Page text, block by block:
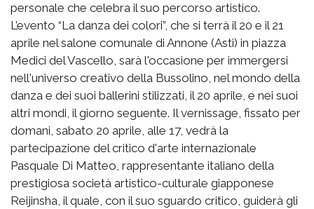
personale che celebra il suo percorso artistico.
L’evento “La danza dei colori”, che si terrà il 20 e il 21
aprile nel salone comunale di Annone (Asti) in piazza
Medici del Vascello, sarà l'occasione per immergersi
nell'universo creativo della Bussolino, nel mondo della
danza e dei suoi ballerini stilizzati, il 20 aprile, e nei suoi
altri mondi, il giorno seguente. Il vernissage, fissato per
domani, sabato 20 aprile, alle 17, vedrà la
partecipazione del critico d'arte internazionale
Pasquale Di Matteo, rappresentante italiano della
prestigiosa società artistico-culturale giapponese
Reijinsha, il quale, con il suo sguardo critico, guiderà gli